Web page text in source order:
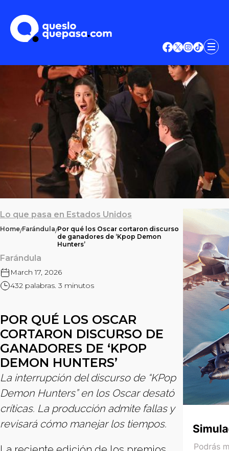
Lo que pasa en Estados Unidos
Home/Farándula/Por qué los Oscar cortaron discurso
de ganadores de ‘Kpop Demon
Hunters’
Farándula
March 17, 2026
432 palabras. 3 minutos
POR QUÉ LOS OSCAR
CORTARON DISCURSO DE
GANADORES DE ‘KPOP
DEMON HUNTERS’
La interrupción del discurso de “KPop
Demon Hunters” en los Oscar desató
críticas. La producción admite fallas y
revisará cómo manejar los tiempos.